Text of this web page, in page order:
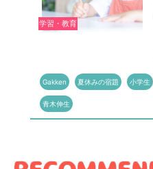
学習・教育
Gakken 夏休みの宿題 小学生
青木伸生